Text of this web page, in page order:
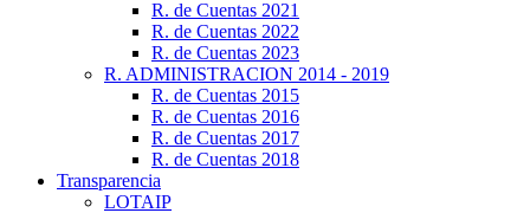
R. de Cuentas 2021
R. de Cuentas 2022
R. de Cuentas 2023
R. ADMINISTRACION 2014 - 2019
R. de Cuentas 2015
R. de Cuentas 2016
R. de Cuentas 2017
R. de Cuentas 2018
Transparencia
LOTAIP